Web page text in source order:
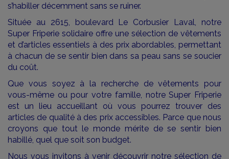
s’habiller décemment sans se ruiner.
Située au 2615, boulevard Le Corbusier Laval, notre
Super Friperie solidaire offre une sélection de vêtements
et d’articles essentiels à des prix abordables, permettant
à chacun de se sentir bien dans sa peau sans se soucier
du coût.
Que vous soyez à la recherche de vêtements pour
vous-même ou pour votre famille, notre Super Friperie
est un lieu accueillant où vous pourrez trouver des
articles de qualité à des prix accessibles. Parce que nous
croyons que tout le monde mérite de se sentir bien
habillé, quel que soit son budget.
Nous vous invitons à venir découvrir notre sélection de